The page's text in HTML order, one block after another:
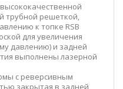
трубной решеткой,
к топке RSB
для увеличения
давлению) и задней
выполнены лазерной
с реверсивным
закрытая в задней